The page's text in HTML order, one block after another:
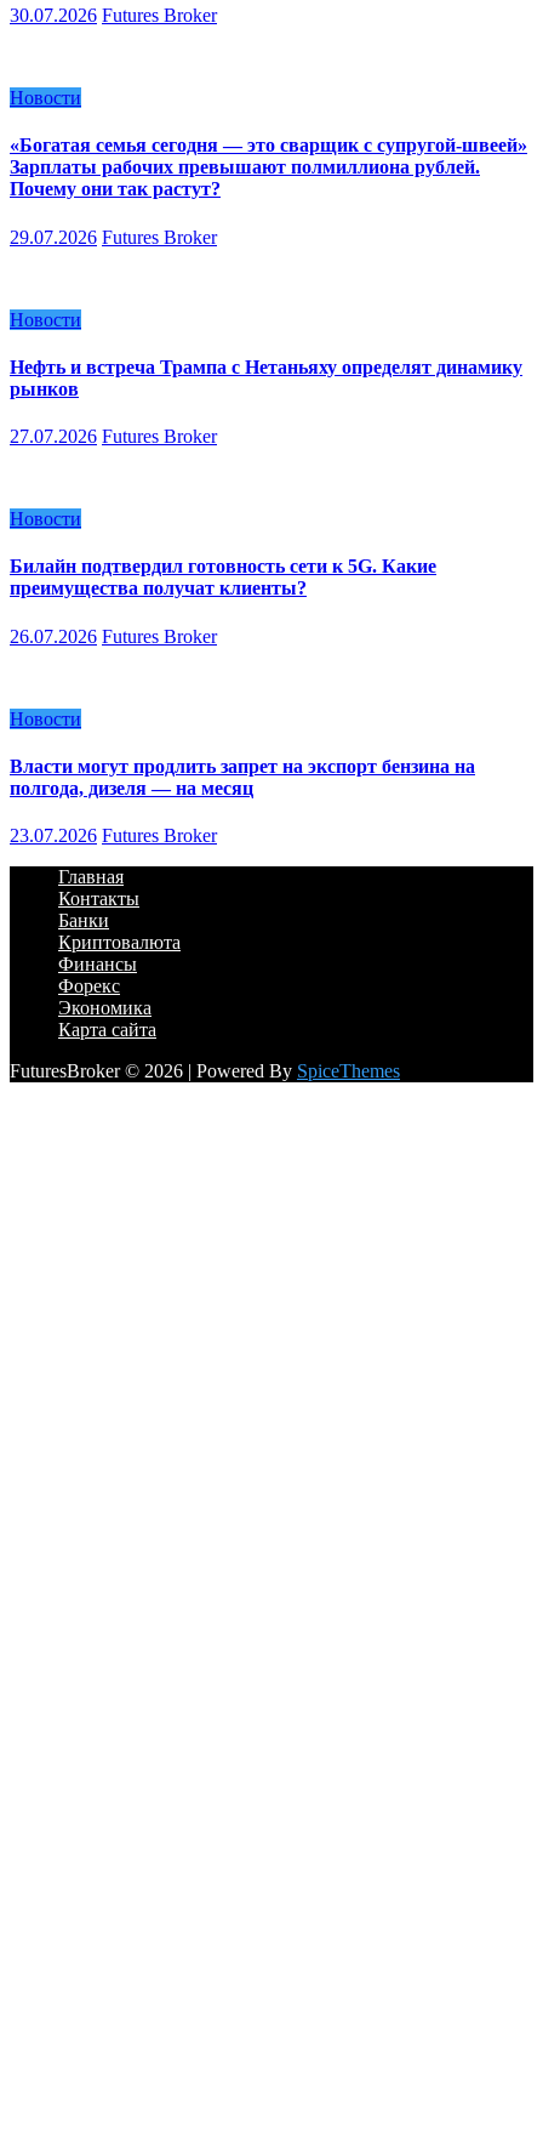
30.07.2026 Futures Broker
Новости
«Богатая семья сегодня — это сварщик с супругой-швеей»
Зарплаты рабочих превышают полмиллиона рублей.
Почему они так растут?
29.07.2026 Futures Broker
Новости
Нефть и встреча Трампа с Нетаньяху определят динамику
рынков
27.07.2026 Futures Broker
Новости
Билайн подтвердил готовность сети к 5G. Какие
преимущества получат клиенты?
26.07.2026 Futures Broker
Новости
Власти могут продлить запрет на экспорт бензина на
полгода, дизеля — на месяц
23.07.2026 Futures Broker
Главная
Контакты
Банки
Криптовалюта
Финансы
Форекс
Экономика
Карта сайта
FuturesBroker © 2026 | Powered By SpiceThemes